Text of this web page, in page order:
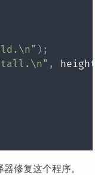
) ;
tall.\n" ,
器修复这个程序。